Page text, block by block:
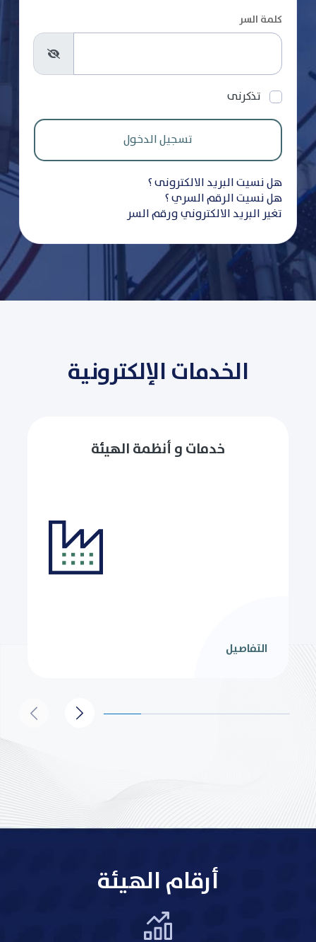
كلمة السر
تذكرنى
هل نسيت البريد الالكترونى ؟
هل نسيت الرقم السري ؟
تغير البريد الالكتروني ورقم السر
الخدمات الإلكترونية
خدمات و أنظمة الهيئة
التفاصيل
أرقام الهيئة